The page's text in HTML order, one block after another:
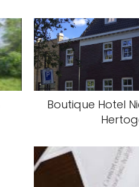
Boutique Hotel